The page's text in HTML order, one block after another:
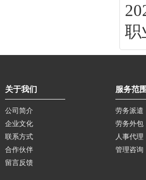
职
关于我们
公司简介
企业文化
联系方式
合作伙伴
留言反馈
服务范围
劳务派遣
劳务外包
人事代理
管理咨询